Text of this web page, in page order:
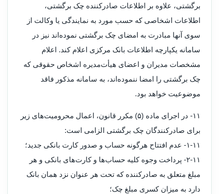
برگشتی، علاوه بر اطلاعات صادرکننده چک برگشتی،
اطلاعات اشخاصی که حسب مورد به نمایندگی یا وکالت از
سوی‌ آنها مبادرت به امضای چک برگشتی نموده‌اند نیز در
سامانه یکپارچه اطلاعات بانک مرکزی اعلام کند. اعلام
مشخصات مدیران و اعضای هیأت‌مدیره اشخاص حقوقی که
چک برگشتی را امضا ننموده‌اند، به سامانه مذکور فاقد
موضوعیت خواهد بود.
۱۱- در اجرای ماده (۵) مکرر قانون، اعمال محرومیت‌های زیر
برای صادرکنندگان چک برگشتی الزامی است:
۱۱‏-۱‏- عدم افتتاح هرگونه حساب و صدور کارت بانکی جدید؛
۱۱‏-۲‏- پرداخت وجوه کلیه حساب‌ها و کارت‌های بانکی و هر
مبلغ متعلق به صادرکننده که تحت هر عنوان نزد همان بانک
دارد به میزان کسری مبلغ چک؛